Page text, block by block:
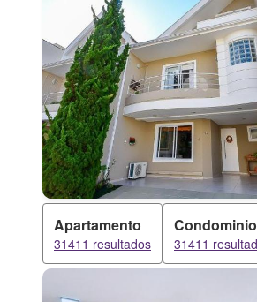
Apartamento
31411 resultados
Condominio
31411